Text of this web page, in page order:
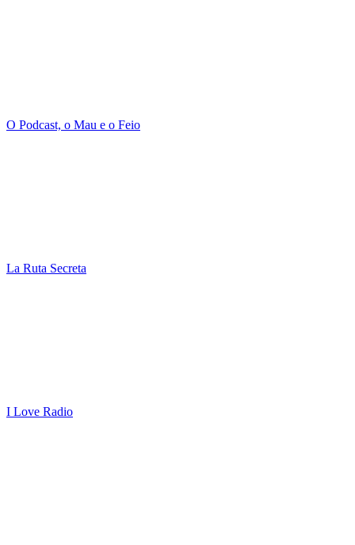
O Podcast, o Mau e o Feio
La Ruta Secreta
I Love Radio